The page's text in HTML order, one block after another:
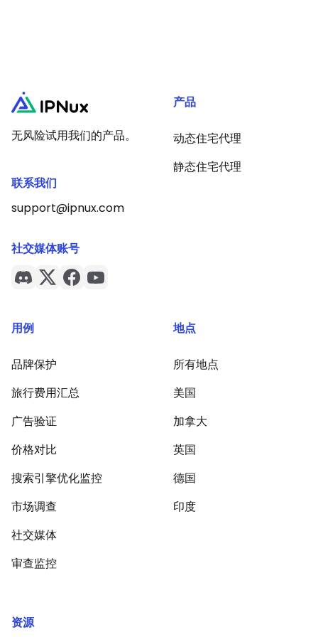
无风险试用我们的产品。
联系我们
support@ipnux.com
社交媒体账号
产品
动态住宅代理
静态住宅代理
用例
品牌保护
旅行费用汇总
广告验证
价格对比
搜索引擎优化监控
市场调查
社交媒体
审查监控
地点
所有地点
美国
加拿大
英国
德国
印度
资源